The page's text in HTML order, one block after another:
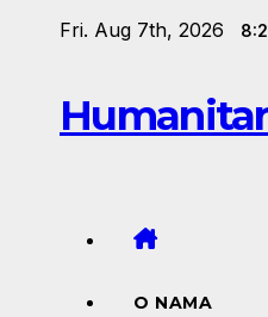
Fri. Aug 7th, 2026
O NAMA